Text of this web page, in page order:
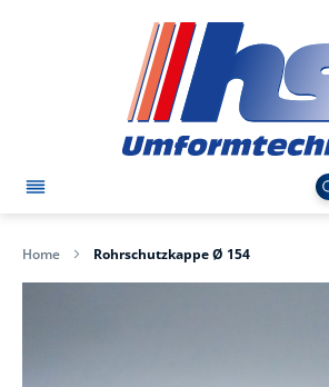
Home Rohrschutzkappe Ø 154